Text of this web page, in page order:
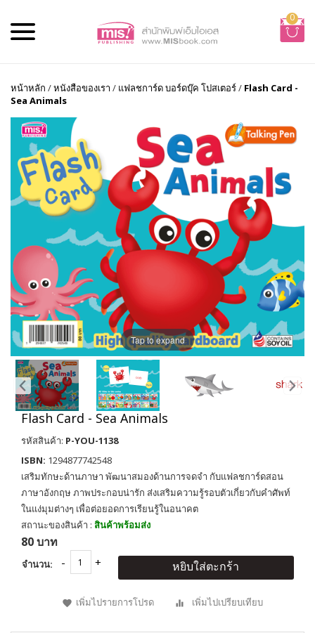
0
หน้าหลัก /หนังสือของเรา / แฟลชการ์ด บอร์ดบุ๊ค โปสเตอร์/ Flash Card -
Sea Animals
Tap to expand
Flash Card - Sea Animals
รหัสสินค้า: P-YOU-1138
ISBN: 1294877742548
เสริมทักษะด้านภาษา พัฒนาสมองด้านการจดจำ กับแฟลชการ์ดสอน
ภาษาอังกฤษ ภาพประกอบน่ารัก ส่งเสริมความรู้รอบตัวเกี่ยวกับคำศัพท์
ในแง่มุมต่างๆ เพื่อต่อยอดการเรียนรู้ในอนาคต
สถานะของสินค้า : สินค้าพร้อมส่ง
80 บาท
จำนวน: หยิบใส่ตะกร้า
เพิ่มไปรายการโปรด เพิ่มไปเปรียบเทียบ